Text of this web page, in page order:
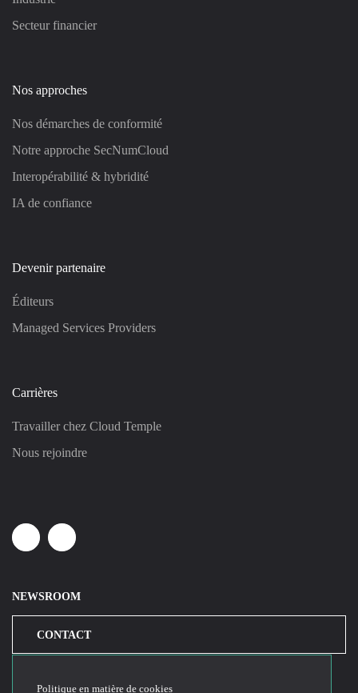
Secteur financier
Nos approches
Nos démarches de conformité
Notre approche SecNumCloud
Interopérabilité & hybridité
IA de confiance
Devenir partenaire
Éditeurs
Managed Services Providers
Carrières
Travailler chez Cloud Temple
Nous rejoindre
LinkedinYoutube
NEWSROOM
CONTACT
Politique en matière de cookies